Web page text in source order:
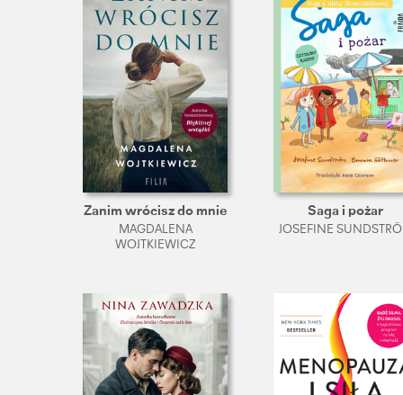
Zanim wrócisz do mnie
MAGDALENA
WOJTKIEWICZ
Saga i pożar
JOSEFINE